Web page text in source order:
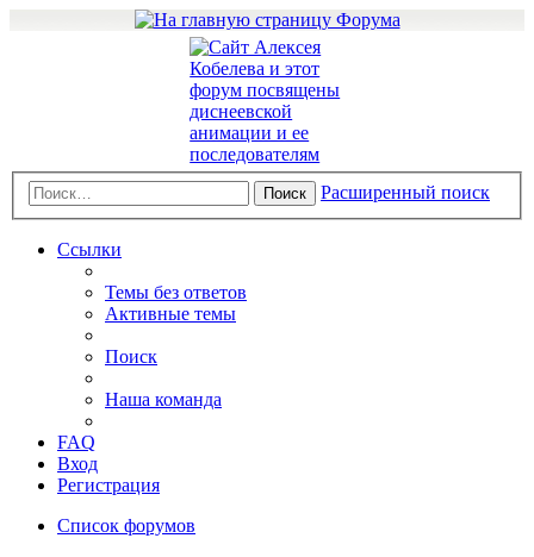
Поиск Расширенный поиск
Ссылки
Темы без ответов
Активные темы
Поиск
Наша команда
FAQ
Вход
Регистрация
Список форумов